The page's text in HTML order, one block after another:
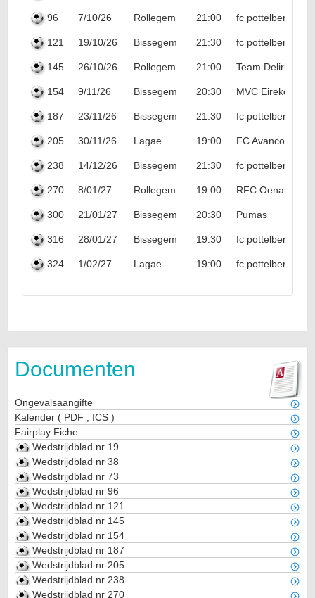
96 7/10/26 Rollegem 21:00 fc pottelberg
121 19/10/26 Bissegem 21:30 fc pottelberg
145 26/10/26 Rollegem 21:00 Team Delirium
154 9/11/26 Bissegem 20:30 MVC Eirekedeirie
187 23/11/26 Bissegem 21:30 fc pottelberg
205 30/11/26 Lagae 19:00 FC Avanco
238 14/12/26 Bissegem 21:30 fc pottelberg
270 8/01/27 Rollegem 19:00 RFC Oenanthe
300 21/01/27 Bissegem 20:30 Pumas
316 28/01/27 Bissegem 19:30 fc pottelberg
324 1/02/27 Lagae 19:00 fc pottelberg
Documenten
Ongevalsaangifte
Kalender ( PDF , ICS )
Fairplay Fiche
Wedstrijdblad nr 19
Wedstrijdblad nr 38
Wedstrijdblad nr 73
Wedstrijdblad nr 96
Wedstrijdblad nr 121
Wedstrijdblad nr 145
Wedstrijdblad nr 154
Wedstrijdblad nr 187
Wedstrijdblad nr 205
Wedstrijdblad nr 238
Wedstrijdblad nr 270